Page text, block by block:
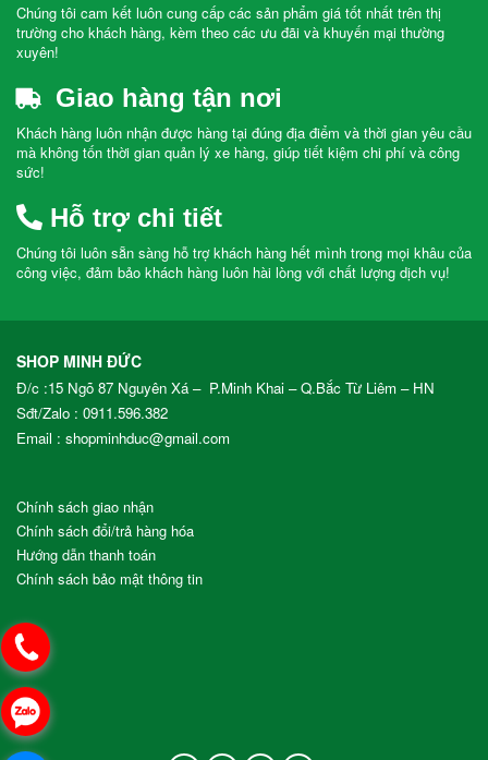
Chúng tôi cam kết luôn cung cấp các sản phẩm giá tốt nhất trên thị
trường cho khách hàng, kèm theo các ưu đãi và khuyến mại thường
xuyên!
Giao hàng tận nơi
Khách hàng luôn nhận được hàng tại đúng địa điểm và thời gian yêu cầu
mà không tốn thời gian quản lý xe hàng, giúp tiết kiệm chi phí và công
sức!
Hỗ trợ chi tiết
Chúng tôi luôn sẵn sàng hỗ trợ khách hàng hết mình trong mọi khâu của
công việc, đảm bảo khách hàng luôn hài lòng với chất lượng dịch vụ!
SHOP MINH ĐỨC
Đ/c :15 Ngõ 87 Nguyên Xá – P.Minh Khai – Q.Bắc Từ Liêm – HN
Sđt/Zalo : 0911.596.382
Email : shopminhduc@gmail.com
Chính sách giao nhận
Chính sách đổi/trả hàng hóa
Hướng dẫn thanh toán
Chính sách bảo mật thông tin